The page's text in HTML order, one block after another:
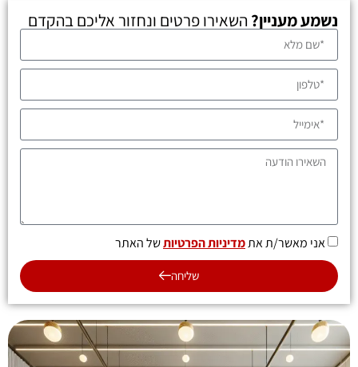
נשמע מעניין? השאירו פרטים ונחזור אליכם בהקדם
אני מאשר/ת אתמדיניות הפרטיותשל האתר
שליחה